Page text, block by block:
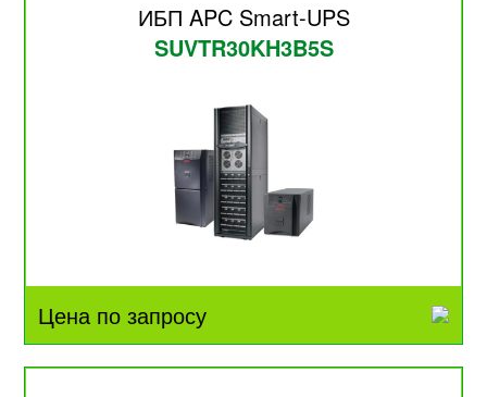
ИБП APC Smart-UPS
SUVTR30KH3B5S
Цена по запросу